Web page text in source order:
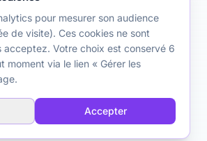
pour mesurer son audience
de visite). Ces cookies ne sont
acceptez. Votre choix est conservé 6
moment via le lien « Gérer les
Accepter